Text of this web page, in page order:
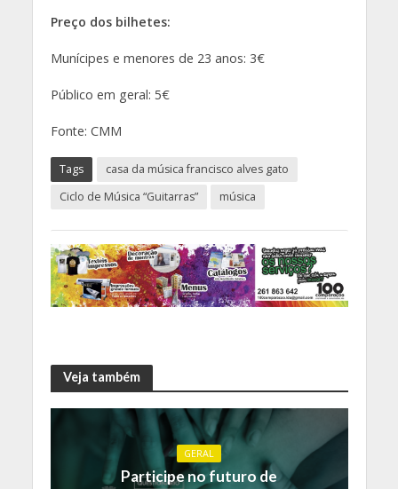
Preço dos bilhetes:
Munícipes e menores de 23 anos: 3€
Público em geral: 5€
Fonte: CMM
Tags
casa da música francisco alves gato
Ciclo de Música “Guitarras”
música
Veja também
GERAL
Participe no futuro de